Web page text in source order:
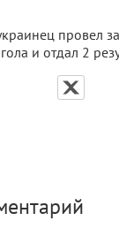
провел
и отдал 2